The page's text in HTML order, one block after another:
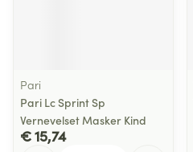
Pari
Pari Lc Sprint Sp
Vernevelset Masker Kind
€ 15,74